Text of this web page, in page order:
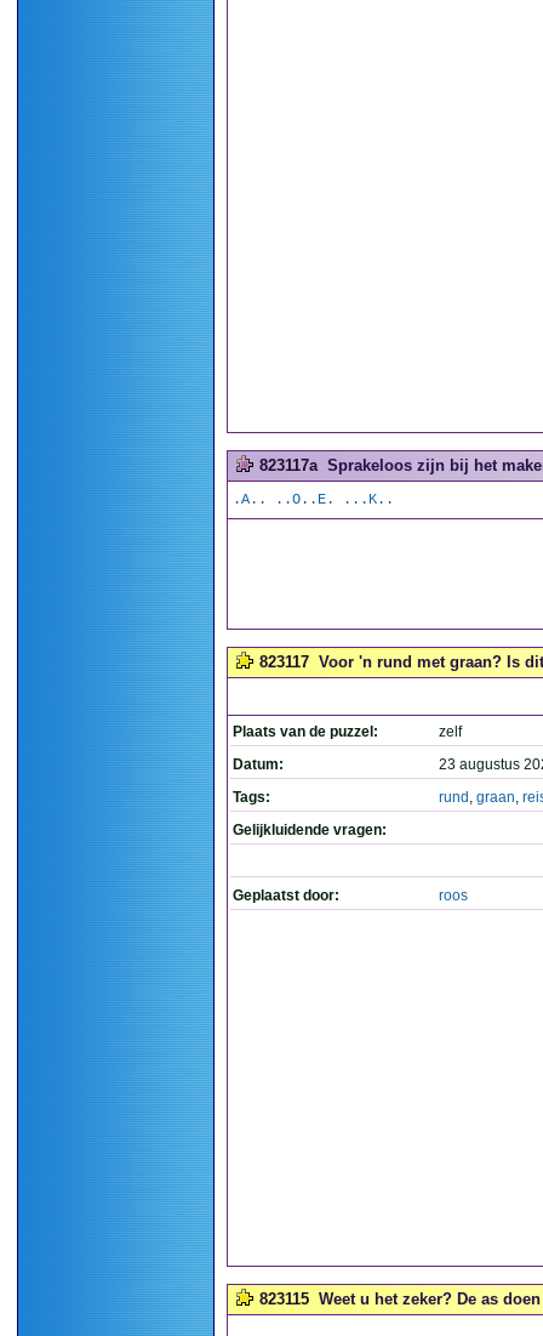
823117a Sprakeloos zijn bij het
.A.. ..O..E. ...K..
823117 Voor 'n rund met graan? Is
Plaats van de puzzel:
zelf
Datum:
23 augustus
Tags:
rund , graan,
Gelijkluidende vragen:
Geplaatst door: roos
823115 Weet u het zeker? De as